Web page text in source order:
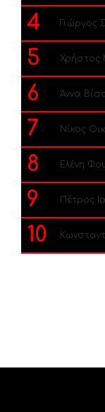
4 Γιώργος
5 Χρήστος
6 Άννα
7 Νίκος
8 Ελένη
9 Πέτρος
10